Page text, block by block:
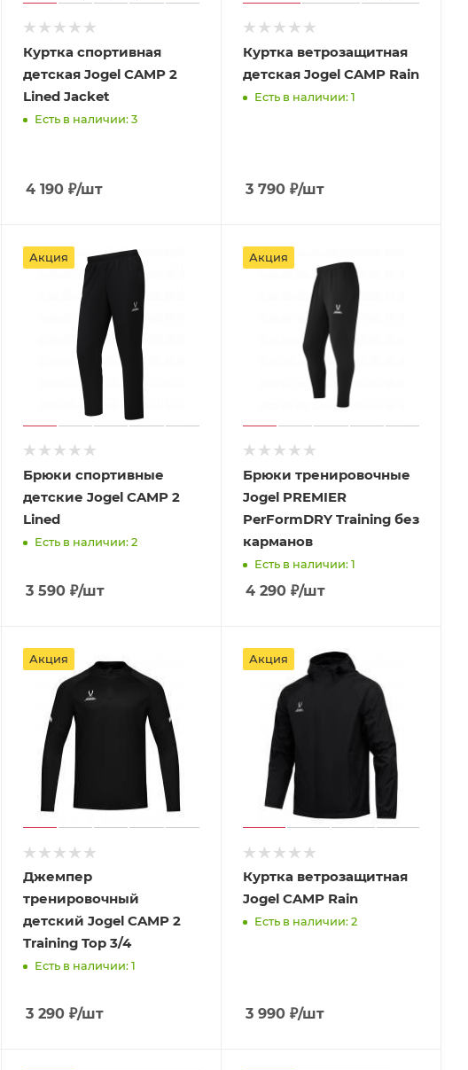
Куртка спортивная
детская Jogel CAMP 2
Lined Jacket
Есть в наличии: 3
4 190₽/шт
Куртка ветрозащитная
детская Jogel CAMP Rain
Есть в наличии: 1
3 790₽/шт
Акция
Брюки спортивные
детские Jogel CAMP 2
Lined
Есть в наличии: 2
3 590₽/шт
Акция
Брюки тренировочные
Jogel PREMIER
PerFormDRY Training без
карманов
Есть в наличии: 1
4 290₽/шт
Акция
Джемпер
тренировочный
детский Jogel CAMP 2
Training Top 3/4
Есть в наличии: 1
3 290₽/шт
Акция
Куртка ветрозащитная
Jogel CAMP Rain
Есть в наличии: 2
3 990₽/шт